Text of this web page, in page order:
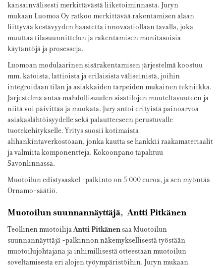
kansainvälisesti merkittävästä liiketoiminnasta. Juryn
mukaan Luomoa Oy ratkoo merkittävää rakentamisen alaan
liittyvää kestävyyden haastetta innovaatiollaan tavalla, joka
muuttaa tilasuunnittelun ja rakentamisen monitasoisia
käytäntöjä ja prosesseja.
Luomoan modulaarinen sisärakentamisen järjestelmä koostuu
mm. katoista, lattioista ja erilaisista väliseinistä, joihin
integroidaan tilan ja asiakkaiden tarpeiden mukainen tekniikka.
Järjestelmä antaa mahdollisuuden sisätilojen muuteltavuuteen ja
niitä voi päivittää ja muokata. Jury antoi erityistä painoarvoa
asiakaslähtöisyydelle sekä palautteeseen perustuvalle
tuotekehitykselle. Yritys suosii kotimaista
alihankintaverkostoaan, jonka kautta se hankkii raakamateriaalit
ja valmiita komponentteja. Kokoonpano tapahtuu
Savonlinnassa.
Muotoilun edistysaskel -palkinto on 5 000 euroa, ja sen myöntää
Ornamo-säätiö.
Muotoilun suunnannäyttäjä, Antti Pitkänen
Teollinen muotoilijaAntti Pitkänensaa Muotoilun
suunnannäyttäjä -palkinnon näkemyksellisestä työstään
muotoilujohtajana ja inhimillisestä otteestaan muotoilun
soveltamisesta eri alojen työympäristöihin. Juryn mukaan